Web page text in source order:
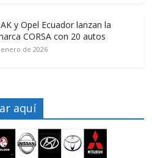
y Opel Ecuador lanzan la
CORSA con 20 autos
de 2026
aquí